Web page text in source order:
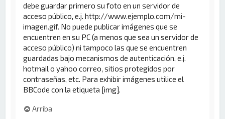
debe guardar primero su foto en un servidor de
acceso público, e.j. http://www.ejemplo.com/mi-
imagen.gif. No puede publicar imágenes que se
encuentren en su PC (a menos que sea un servidor de
acceso público) ni tampoco las que se encuentren
guardadas bajo mecanismos de autenticación, e.j.
hotmail o yahoo correo, sitios protegidos por
contraseñas, etc. Para exhibir imágenes utilice el
BBCode con la etiqueta [img].
Arriba